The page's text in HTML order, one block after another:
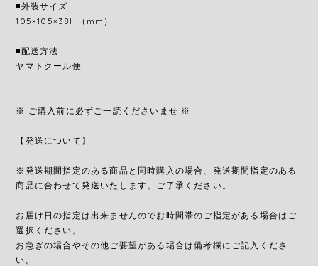
◾️外装サイズ
105×105×38H（mm）
◾️配送方法
ヤマトクール便
※ ご購入前に必ずご一読くださいませ ※
【発送について】
※発送期間指定のある商品と同時購入の場合、発送期間指定のある
商品に合わせて発送いたします。ご了承ください。
お届け日の指定は出来ませんのでお時間帯のご指定がある場合はご
選択ください。
お急ぎの場合やその他ご要望がある場合は備考欄にご記入くださ
い。